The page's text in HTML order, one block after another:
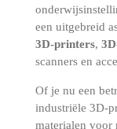
een uitgebreid
3D-printers,
scanners en
Of je nu een
industriële 3D-
materialen voor